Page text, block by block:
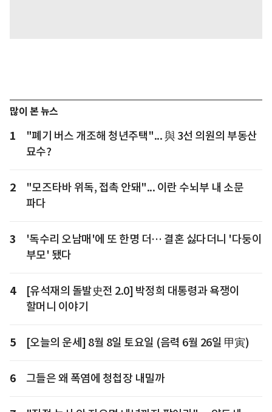
많이 본 뉴스
1
"폐기 버스 개조해 청년주택"... 與 3선 의원의 부동산
묘수?
2
"모즈타바 위독, 접촉 안돼"... 이란 수뇌부 내 소문
파다
3
'독수리 오남매'에 또 한명 더… 결혼 싫다더니 '다둥이
부모' 됐다
4
[유석재의 돌발史전 2.0] 박정희 대통령과 욕쟁이
할머니 이야기
5 [오늘의 운세] 8월 8일 토요일 (음력 6월 26일 甲寅)
6 그들은 왜 폭염에 청첩장 내밀까